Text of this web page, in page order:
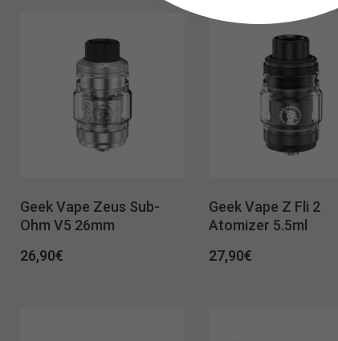
Geek Vape Zeus Sub-
Ohm V5 26mm
26,90€
Geek Vape Z Fli 2
Atomizer 5.5ml
27,90€